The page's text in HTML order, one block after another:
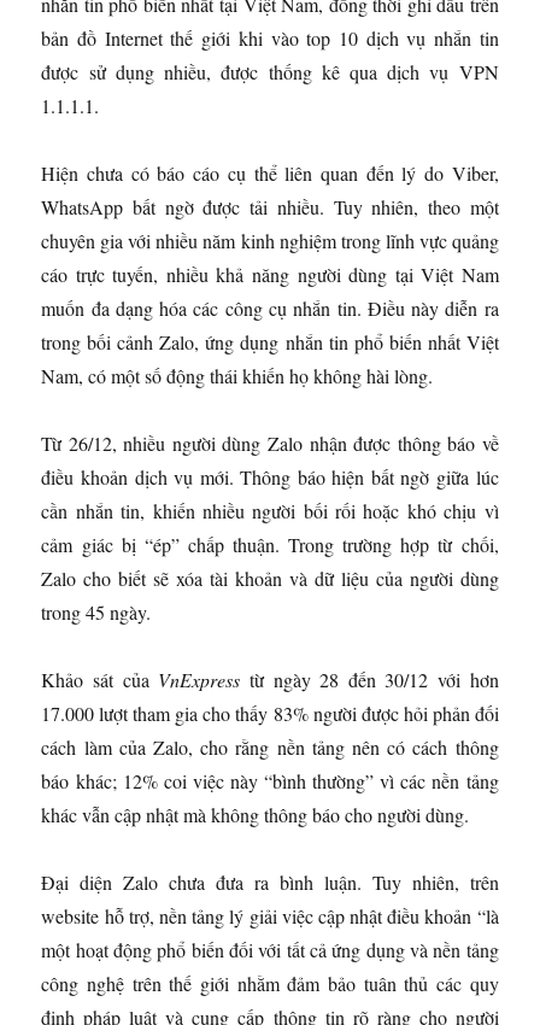
bản đồ Internet thế giới khi vào top 10 dịch vụ nhắn tin
được sử dụng nhiều, được thống kê qua dịch vụ VPN
1.1.1.1.
Hiện chưa có báo cáo cụ thể liên quan đến lý do Viber,
WhatsApp bất ngờ được tải nhiều. Tuy nhiên, theo một
chuyên gia với nhiều năm kinh nghiệm trong lĩnh vực quảng
cáo trực tuyến, nhiều khả năng người dùng tại Việt Nam
muốn đa dạng hóa các công cụ nhắn tin. Điều này diễn ra
trong bối cảnh Zalo, ứng dụng nhắn tin phổ biến nhất Việt
Nam, có một số động thái khiến họ không hài lòng.
Từ 26/12, nhiều người dùng Zalo nhận được thông báo về
điều khoản dịch vụ mới. Thông báo hiện bất ngờ giữa lúc
cần nhắn tin, khiến nhiều người bối rối hoặc khó chịu vì
cảm giác bị “ép” chấp thuận. Trong trường hợp từ chối,
Zalo cho biết sẽ xóa tài khoản và dữ liệu của người dùng
trong 45 ngày.
Khảo sát của VnExpress từ ngày 28 đến 30/12 với hơn
17.000 lượt tham gia cho thấy 83% người được hỏi phản đối
cách làm của Zalo, cho rằng nền tảng nên có cách thông
báo khác; 12% coi việc này “bình thường” vì các nền tảng
khác vẫn cập nhật mà không thông báo cho người dùng.
Đại diện Zalo chưa đưa ra bình luận. Tuy nhiên, trên
website hỗ trợ, nền tảng lý giải việc cập nhật điều khoản “là
một hoạt động phổ biến đối với tất cả ứng dụng và nền tảng
công nghệ trên thế giới nhằm đảm bảo tuân thủ các quy
định pháp luật và cung cấp thông tin rõ ràng cho người